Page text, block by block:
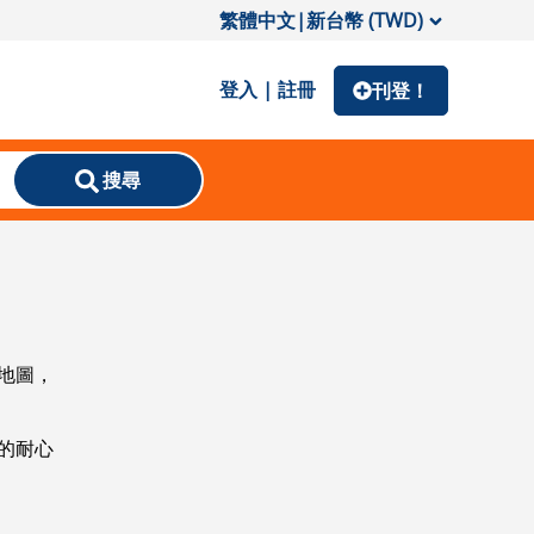
繁體中文|新台幣 (TWD)
登入 | 註冊 刊登！
搜尋
圖，
耐心